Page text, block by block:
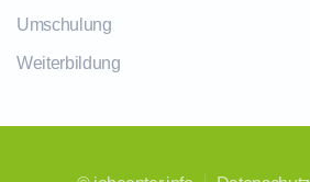
Umschulung
Weiterbildung